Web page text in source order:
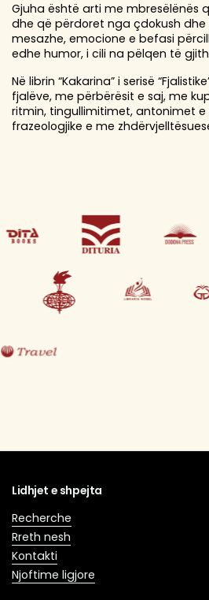
Gjuha është arti me mbresëlënës
dhe që përdoret nga çdokush dhe
mesazhe, emocione e befasi
edhe humor, i cili na pëlqen të
Në librin “Kakarina” i serisë
fjalëve, me përbërësit e saj, me
ritmin, tingullimitimet, antonimet e
frazeologjike e me
Lidhjet e shpejta
Recherche
Rreth nesh
Kontakti
Njoftime ligjore